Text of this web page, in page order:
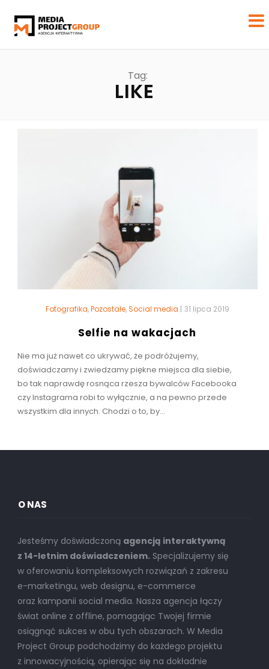
Tag:
LIKE
Fotografika,Pozostałe,Social media | 31 lipca 2019
Selfie na wakacjach
Nie ma już nawet co ukrywać, że podróżujemy,
doświadczamy i zwiedzamy piękne miejsca dla siebie,
bo tak naprawdę rosnąca rzesza bywalców Facebooka
czy Instagrama robi to wyłącznie, a na pewno przede
wszystkim dla innych. Chodzi o to, by...
O NAS
Jesteśmy doświadczoną agencją interaktywną
z 14-letnim doświadczeniem.Specjalizujemy się
w oferowaniu kompleksowych rozwiązań z zakresu
e-marketingu, web designu, e-commerce
oraz kampanii social media. Nasza agencja łączy
świat online z offline, pomagając Twojej firmie
osiągnąć sukces w obu tych obszarach. W Media
Project Group podchodzimy do każdego projektu
z innowacyjnością, opierając się na dokładnie